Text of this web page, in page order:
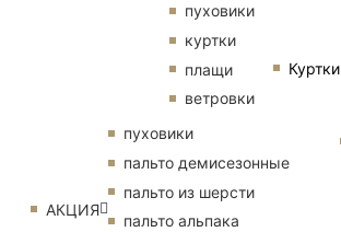
Куртки
пуховики
куртки
плащи
ветровки
АКЦИЯ
пуховики
пальто демисезонные
пальто из шерсти
пальто альпака